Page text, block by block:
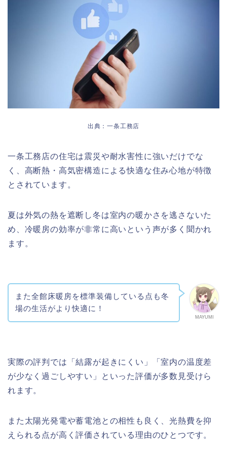
出典：一条工務店
一条工務店の住宅は震災や耐水害性に強いだけでな
く、高断熱・高気密構造による快適な住み心地が特徴
とされています。
夏は外気の熱を遮断し冬は室内の暖かさを逃さないた
め、冷暖房の効率が非常に高いという声が多く聞かれ
ます。
MAYUMI
また全館床暖房を標準装備している点も冬
場の生活がより快適に！
実際の評判では「結露が起きにくい」「室内の温度差
が少なく過ごしやすい」といった評価が多数見受けら
れます。
また太陽光発電や蓄電池との相性も良く、光熱費を抑
えられる点が高く評価されている理由のひとつです。